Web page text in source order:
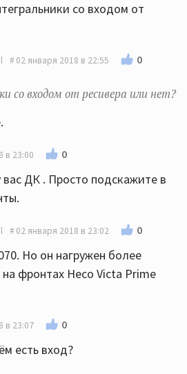
со входом от
02 января 2018 в 22:55 0
со входом от ресивера или нет?
в 23:00 0
ДК . Просто подскажите в
02 января 2018 в 23:02 0
Но он нагружен более
фронтах Heco Victa Prime
в 23:07 0
есть вход?